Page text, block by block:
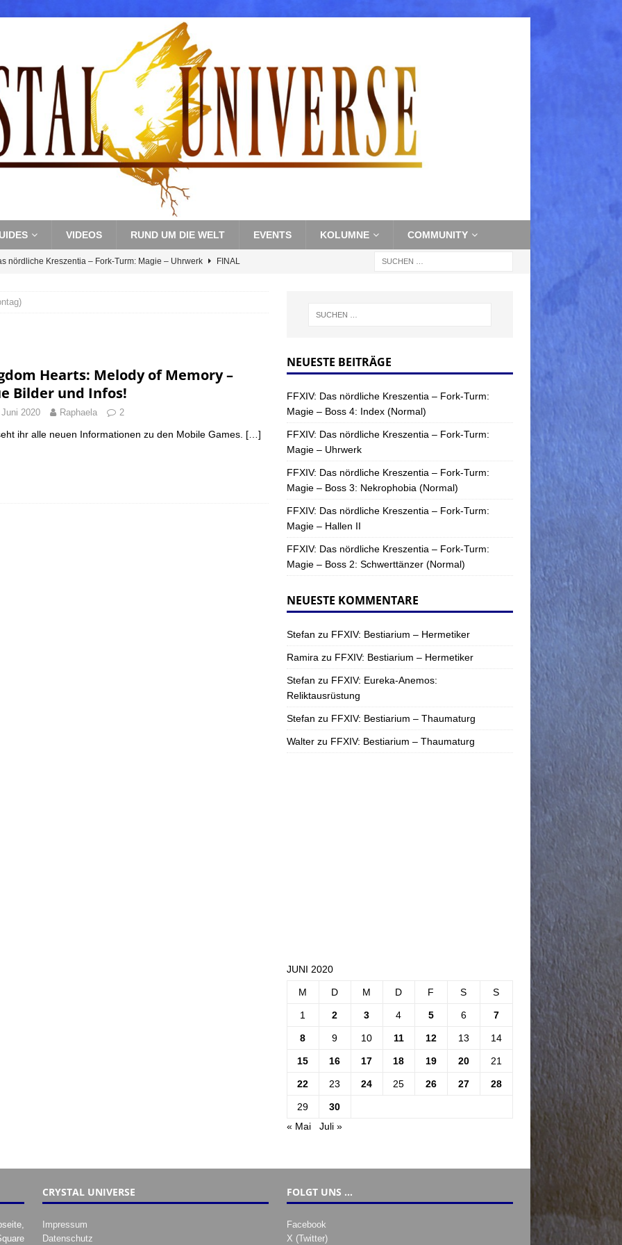
VIDEOS RUND UM DIE WELT EVENTS KOLUMNE COMMUNITY
nördliche Kreszentia – Fork-Turm: Magie – Uhrwerk FINAL
nördliche Kreszentia – Fork-Turm: Magie – Boss 3: Nekrophobia
Hearts: Melody of Memory –
Bilder und Infos!
2020 Raphaela 2
ihr alle neuen Informationen zu den Mobile Games. […]
NEUESTE BEITRÄGE
FFXIV: Das nördliche Kreszentia – Fork-Turm:
Magie – Boss 4: Index (Normal)
FFXIV: Das nördliche Kreszentia – Fork-Turm:
Magie – Uhrwerk
FFXIV: Das nördliche Kreszentia – Fork-Turm:
Magie – Boss 3: Nekrophobia (Normal)
FFXIV: Das nördliche Kreszentia – Fork-Turm:
Magie – Hallen II
FFXIV: Das nördliche Kreszentia – Fork-Turm:
Magie – Boss 2: Schwerttänzer (Normal)
NEUESTE KOMMENTARE
Stefan zu FFXIV: Bestiarium – Hermetiker
Ramira zu FFXIV: Bestiarium – Hermetiker
Stefan zu FFXIV: Eureka-Anemos:
Reliktausrüstung
Stefan zu FFXIV: Bestiarium – Thaumaturg
Walterzu FFXIV: Bestiarium – Thaumaturg
JUNI 2020
M D M D F S S
1 2 3 4 5 6 7
8 9 10 11 12 13 14
15 16 17 18 19 20 21
22 23 24 25 26 27 28
29
30
« Mai
Juli »
CRYSTAL UNIVERSE
Impressum
Datenschutz
FOLGT UNS …
Facebook
X (Twitter)